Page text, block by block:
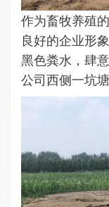
作为畜牧养殖
良好的企业形
黑色粪水，肆
公司西侧一坑